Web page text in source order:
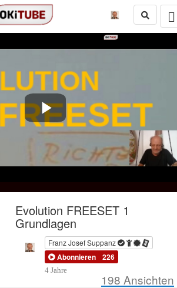
Play
Video
Evolution FREESET 1
Grundlagen
Franz Josef Suppanz
Abonnieren 226
4 Jahre
198 Ansichten